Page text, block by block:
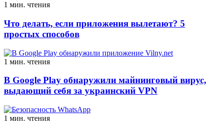
1 мин. чтения
Что делать, если приложения вылетают? 5
простых способов
1 мин. чтения
В Google Play обнаружили майнинговый вирус,
выдающий себя за украинский VPN
1 мин. чтения